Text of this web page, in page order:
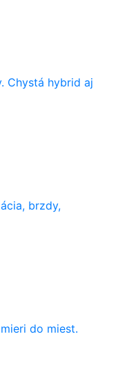
Chystá hybrid aj
brzdy,
do miest.